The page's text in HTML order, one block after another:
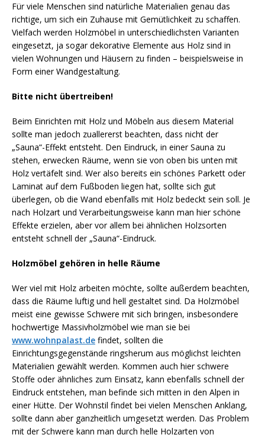
Für viele Menschen sind natürliche Materialien genau das
richtige, um sich ein Zuhause mit Gemütlichkeit zu schaffen.
Vielfach werden Holzmöbel in unterschiedlichsten Varianten
eingesetzt, ja sogar dekorative Elemente aus Holz sind in
vielen Wohnungen und Häusern zu finden – beispielsweise in
Form einer Wandgestaltung.
Bitte nicht übertreiben!
Beim Einrichten mit Holz und Möbeln aus diesem Material
sollte man jedoch zuallererst beachten, dass nicht der
„Sauna“-Effekt entsteht. Den Eindruck, in einer Sauna zu
stehen, erwecken Räume, wenn sie von oben bis unten mit
Holz vertäfelt sind. Wer also bereits ein schönes Parkett oder
Laminat auf dem Fußboden liegen hat, sollte sich gut
überlegen, ob die Wand ebenfalls mit Holz bedeckt sein soll. Je
nach Holzart und Verarbeitungsweise kann man hier schöne
Effekte erzielen, aber vor allem bei ähnlichen Holzsorten
entsteht schnell der „Sauna“-Eindruck.
Holzmöbel gehören in helle Räume
Wer viel mit Holz arbeiten möchte, sollte außerdem beachten,
dass die Räume luftig und hell gestaltet sind. Da Holzmöbel
meist eine gewisse Schwere mit sich bringen, insbesondere
hochwertige Massivholzmöbel wie man sie bei
www.wohnpalast.de findet, sollten die
Einrichtungsgegenstände ringsherum aus möglichst leichten
Materialien gewählt werden. Kommen auch hier schwere
Stoffe oder ähnliches zum Einsatz, kann ebenfalls schnell der
Eindruck entstehen, man befinde sich mitten in den Alpen in
einer Hütte. Der Wohnstil findet bei vielen Menschen Anklang,
sollte dann aber ganzheitlich umgesetzt werden. Das Problem
mit der Schwere kann man durch helle Holzarten von